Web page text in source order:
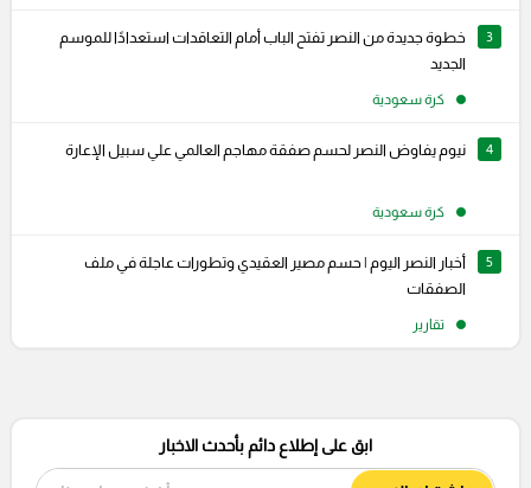
3
خطوة جديدة من النصر تفتح الباب أمام التعاقدات استعدادًا للموسم
الجديد
كرة سعودية
4 نيوم يفاوض النصر لحسم صفقة مهاجم العالمي علي سبيل الإعارة
كرة سعودية
5
أخبار النصر اليوم | حسم مصير العقيدي وتطورات عاجلة في ملف
الصفقات
تقارير
ابق على إطلاع دائم بأحدث الاخبار